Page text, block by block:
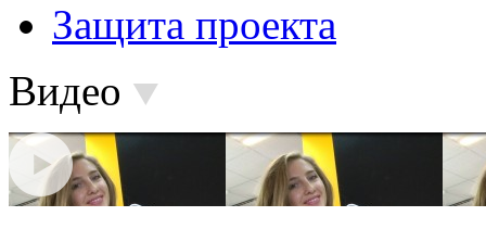
Защита проекта
Видео